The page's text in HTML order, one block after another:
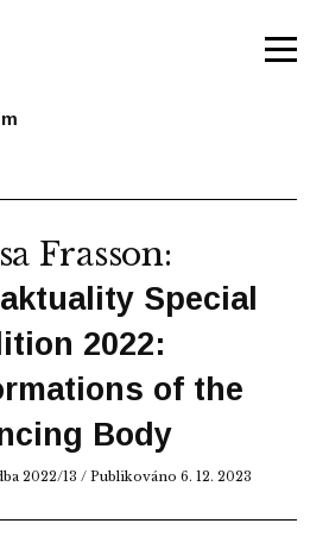
Frasson:
Special
2022:
of the
Body
2022/13 / Publikováno 6. 12. 2023